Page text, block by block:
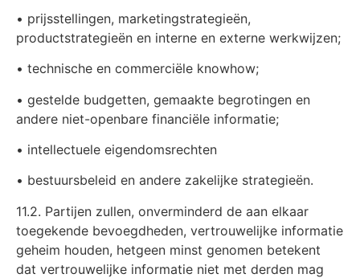
• prijsstellingen, marketingstrategieën,
productstrategieën en interne en externe werkwijzen;
• technische en commerciële knowhow;
• gestelde budgetten, gemaakte begrotingen en
andere niet-openbare financiële informatie;
• intellectuele eigendomsrechten
• bestuursbeleid en andere zakelijke strategieën.
11.2. Partijen zullen, onverminderd de aan elkaar
toegekende bevoegdheden, vertrouwelijke informatie
geheim houden, hetgeen minst genomen betekent
dat vertrouwelijke informatie niet met derden mag